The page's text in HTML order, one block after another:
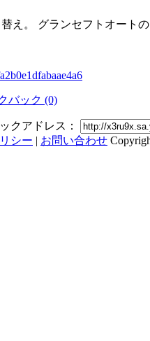
え。 グランセフトオート
バック (0)
クアドレス：
シー | お問い合わせ